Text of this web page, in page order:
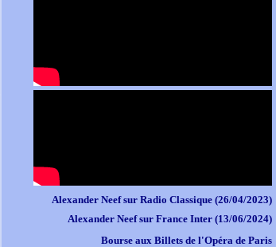
Alexander Neef sur Radio Classique (26/04/2023)
Alexander Neef sur France Inter (13/06/2024)
Bourse aux Billets de l'Opéra de Paris